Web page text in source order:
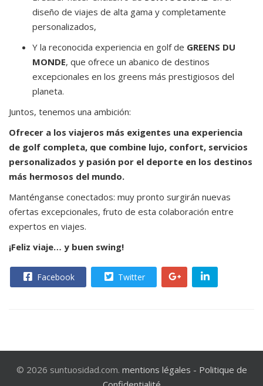
diseño de viajes de alta gama y completamente
personalizados,
Y la reconocida experiencia en golf de GREENS DU
MONDE, que ofrece un abanico de destinos
excepcionales en los greens más prestigiosos del
planeta.
Juntos, tenemos una ambición:
Ofrecer a los viajeros más exigentes una experiencia
de golf completa, que combine lujo, confort, servicios
personalizados y pasión por el deporte en los destinos
más hermosos del mundo.
Manténganse conectados: muy pronto surgirán nuevas
ofertas excepcionales, fruto de esta colaboración entre
expertos en viajes.
¡Feliz viaje… y buen swing!
Facebook Twitter
© 2026 suntuosidad.com. mentions légales - Politique de